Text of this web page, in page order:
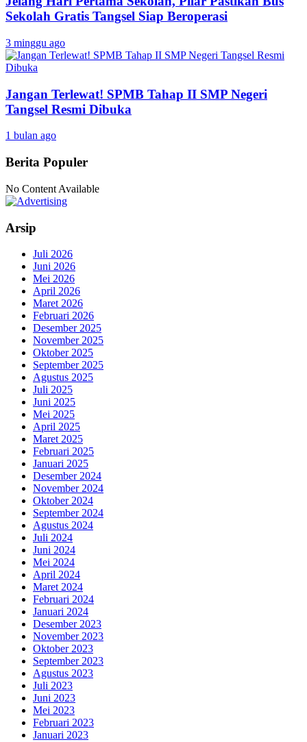
Sekolah Gratis Tangsel Siap Beroperasi
3 minggu ago
Jangan Terlewat! SPMB Tahap II SMP Negeri
Tangsel Resmi Dibuka
1 bulan ago
Berita Populer
No Content Available
Arsip
Juli 2026
Juni 2026
Mei 2026
April 2026
Maret 2026
Februari 2026
Desember 2025
November 2025
Oktober 2025
September 2025
Agustus 2025
Juli 2025
Juni 2025
Mei 2025
April 2025
Maret 2025
Februari 2025
Januari 2025
Desember 2024
November 2024
Oktober 2024
September 2024
Agustus 2024
Juli 2024
Juni 2024
Mei 2024
April 2024
Maret 2024
Februari 2024
Januari 2024
Desember 2023
November 2023
Oktober 2023
September 2023
Agustus 2023
Juli 2023
Juni 2023
Mei 2023
Februari 2023
Januari 2023